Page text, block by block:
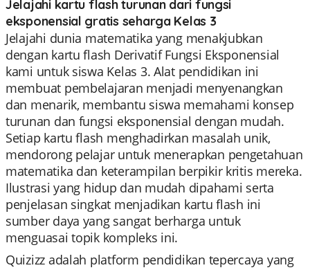
Jelajahi kartu flash turunan dari fungsi
eksponensial gratis seharga Kelas 3
Jelajahi dunia matematika yang menakjubkan
dengan kartu flash Derivatif Fungsi Eksponensial
kami untuk siswa Kelas 3. Alat pendidikan ini
membuat pembelajaran menjadi menyenangkan
dan menarik, membantu siswa memahami konsep
turunan dan fungsi eksponensial dengan mudah.
Setiap kartu flash menghadirkan masalah unik,
mendorong pelajar untuk menerapkan pengetahuan
matematika dan keterampilan berpikir kritis mereka.
Ilustrasi yang hidup dan mudah dipahami serta
penjelasan singkat menjadikan kartu flash ini
sumber daya yang sangat berharga untuk
menguasai topik kompleks ini.
Quizizz adalah platform pendidikan tepercaya yang